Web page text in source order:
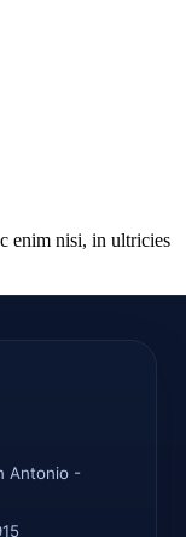
enim nisi, in ultricies
Antonio -